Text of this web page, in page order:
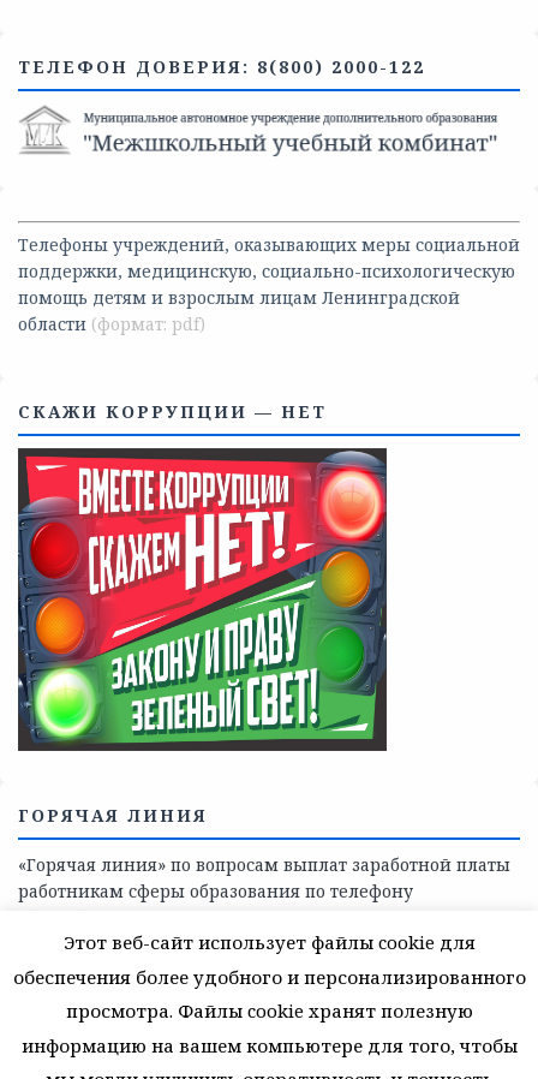
ТЕЛЕФОН ДОВЕРИЯ: 8(800) 2000-122
Телефоны учреждений, оказывающих меры социальной
поддержки, медицинскую, социально-психологическую
помощь детям и взрослым лицам Ленинградской
области
СКАЖИ КОРРУПЦИИ — НЕТ
Этот веб-сайт использует файлы cookie для
обеспечения более удобного и персонализированного
просмотра. Файлы cookie хранят полезную
информацию на вашем компьютере для того, чтобы